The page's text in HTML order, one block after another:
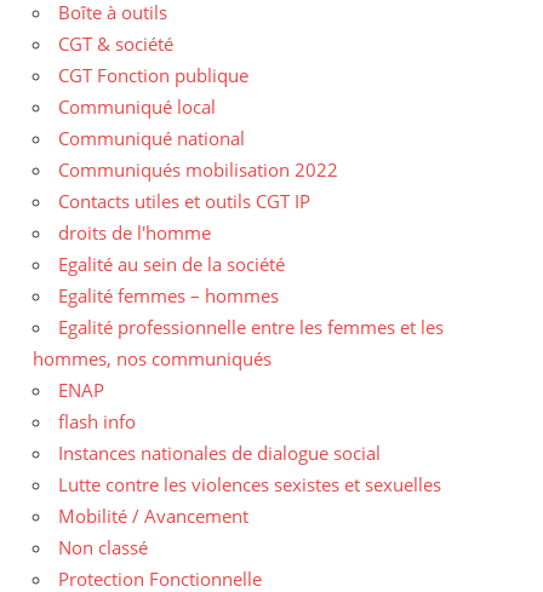
Boîte à outils
CGT & société
CGT Fonction publique
Communiqué local
Communiqué national
Communiqués mobilisation 2022
Contacts utiles et outils CGT IP
droits de l'homme
Egalité au sein de la société
Egalité femmes – hommes
Egalité professionnelle entre les femmes et les
hommes, nos communiqués
ENAP
flash info
Instances nationales de dialogue social
Lutte contre les violences sexistes et sexuelles
Mobilité / Avancement
Non classé
Protection Fonctionnelle